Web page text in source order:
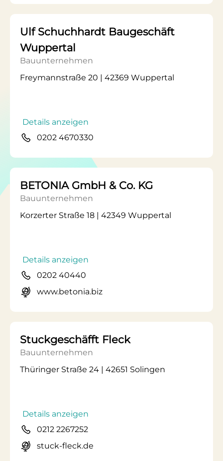
Ulf Schuchhardt Baugeschäft
Wuppertal
Bauunternehmen
Freymannstraße 20 | 42369 Wuppertal
Details anzeigen
0202 4670330
BETONIA GmbH & Co. KG
Bauunternehmen
Korzerter Straße 18 | 42349 Wuppertal
Details anzeigen
0202 40440
www.betonia.biz
Stuckgeschäfft Fleck
Bauunternehmen
Thüringer Straße 24 | 42651 Solingen
Details anzeigen
0212 2267252
stuck-fleck.de